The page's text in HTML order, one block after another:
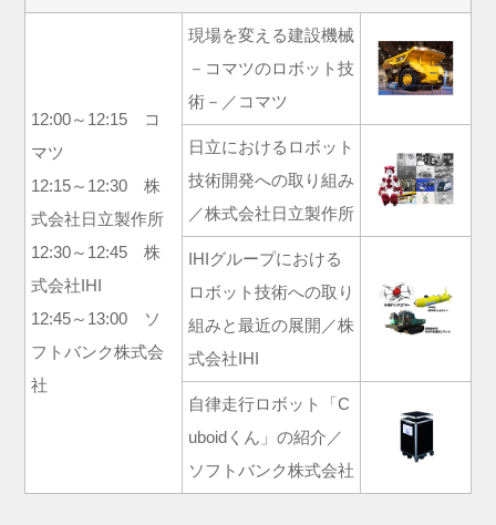
12:00～12:15 コ
マツ
12:15～12:30 株
式会社日立製作所
12:30～12:45 株
式会社IHI
12:45～13:00 ソ
フトバンク株式会
社
現場を変える建設機械
－コマツのロボット技
術－／コマツ
日立におけるロボット
技術開発への取り組み
／株式会社日立製作所
IHIグループにおける
ロボット技術への取り
組みと最近の展開／株
式会社IHI
自律走行ロボット「C
uboidくん」の紹介／
ソフトバンク株式会社